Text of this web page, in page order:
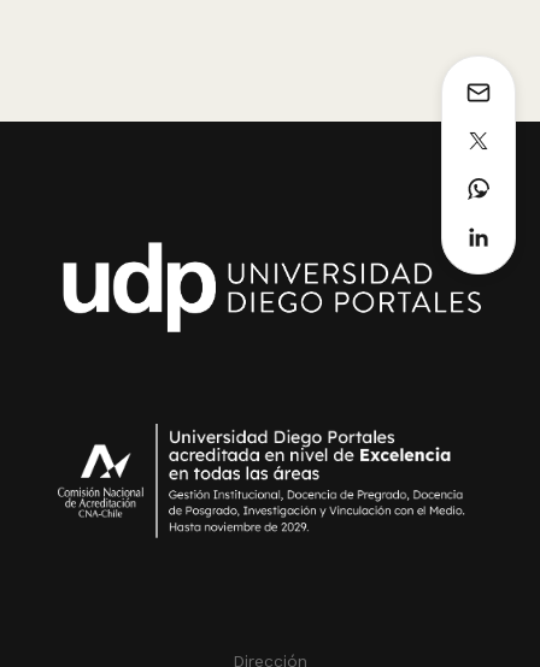
Dirección